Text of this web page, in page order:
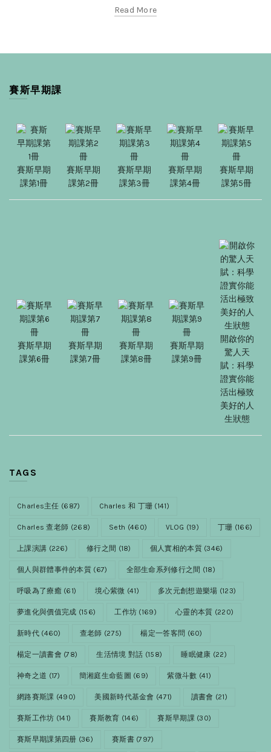
Read More
賽斯早期課
賽斯早期
課第1冊
賽斯早期
課第2冊
賽斯早期
課第3冊
賽斯早期
課第4冊
賽斯早期
課第5冊
賽斯早期
課第6冊
賽斯早期
課第7冊
賽斯早期
課第8冊
賽斯早期
課第9冊
開啟你的
驚人天
賦：科學
證實你能
活出極致
美好的人
生狀態
TAGS
Charles主任 (687) Charles 和 丁珊 (141)
Charles 查老師 (268) Seth (460) VLOG (19) 丁珊 (166)
上課演講 (226) 修行之間 (18) 個人實相的本質(346)
個人與群體事件的本質 (67) 全部生命系列修行之間 (18)
呼吸為了療癒 (61) 境心紫微 (41) 多次元創想遊樂場 (123)
夢進化與價值完成 (156) 工作坊 (169) 心靈的本質 (220)
新時代(460) 查老師 (275) 楊定一答客問 (60)
楊定一讀書會 (78) 生活情境 對話 (158) 睡眠健康 (22)
神奇之道 (17) 簡湘庭生命藍圖 (69) 紫微斗數 (41)
網路賽斯課 (490) 美國新時代基金會 (471) 讀書會 (21)
賽斯工作坊 (141) 賽斯教育 (146) 賽斯早期課 (30)
賽斯早期課第四册 (36) 賽斯書(797)